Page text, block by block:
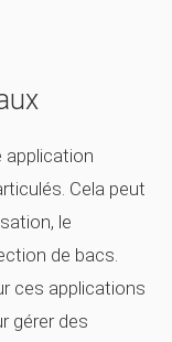
application
Cela peut
le
de bacs.
ces applications
gérer des